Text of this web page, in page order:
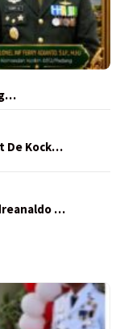
De Kock…
…